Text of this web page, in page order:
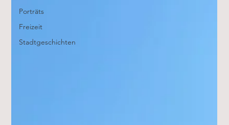
Porträts
Freizeit
Stadtgeschichten